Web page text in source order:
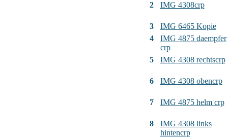
2 IMG 4308crp
3
IMG 6465 Kopie
4
IMG 4875 daempfer
crp
5
IMG 4308 rechtscrp
6 IMG 4308 obencrp
7 IMG 4875 helm crp
8
IMG 4308 links
hintencrp